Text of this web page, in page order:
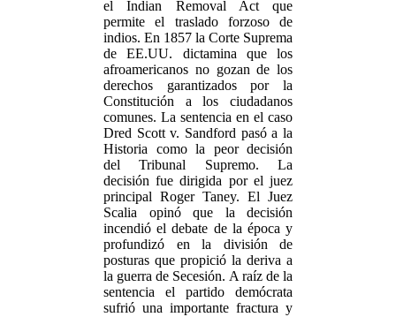
el Indian Removal Act que
permite el traslado forzoso de
indios. En 1857 la Corte Suprema
de EE.UU. dictamina que los
afroamericanos no gozan de los
derechos garantizados por la
Constitución a los ciudadanos
comunes. La sentencia en el caso
Dred Scott v. Sandford pasó a la
Historia como la peor decisión
del Tribunal Supremo. La
decisión fue dirigida por el juez
principal Roger Taney. El Juez
Scalia opinó que la decisión
incendió el debate de la época y
profundizó en la división de
posturas que propició la deriva a
la guerra de Secesión. A raíz de la
sentencia el partido demócrata
sufrió una importante fractura y